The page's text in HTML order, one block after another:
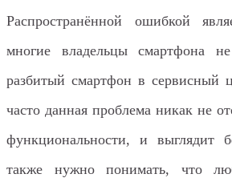
Распространённой ошибкой
многие владельцы смартфона
разбитый смартфон в сервисный
часто данная проблема никак не
функциональности, и выглядит
также нужно понимать, что